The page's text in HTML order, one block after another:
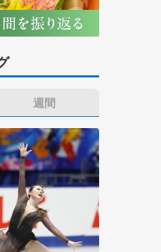
週間